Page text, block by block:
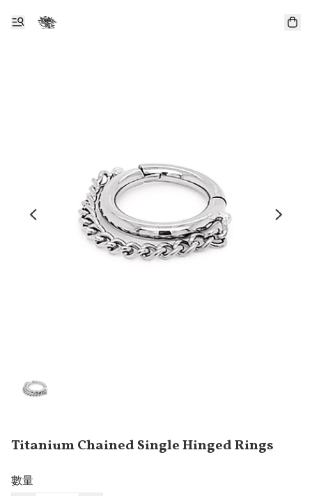
Titanium Chained Single Hinged Rings
數量